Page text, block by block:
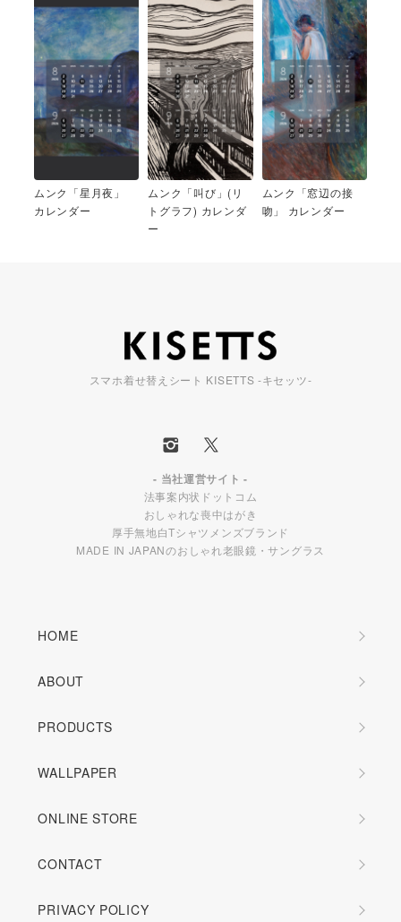
ムンク「星月夜」
カレンダー
ムンク「叫び」(リ
トグラフ) カレンダ
ー
ムンク「窓辺の接
吻」 カレンダー
スマホ着せ替えシート KISETTS -キセッツ-
- 当社運営サイト -
法事案内状ドットコム
おしゃれな喪中はがき
厚手無地白Tシャツメンズブランド
MADE IN JAPANのおしゃれ老眼鏡・サングラス
HOME
ABOUT
PRODUCTS
WALLPAPER
ONLINE STORE
CONTACT
PRIVACY POLICY